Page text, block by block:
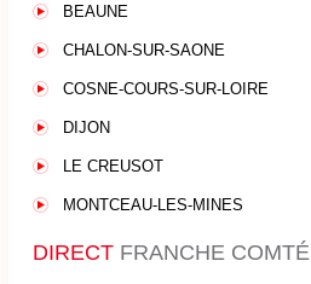
BEAUNE
CHALON-SUR-SAONE
COSNE-COURS-SUR-LOIRE
DIJON
LE CREUSOT
MONTCEAU-LES-MINES
DIRECT FRANCHE COMTÉ